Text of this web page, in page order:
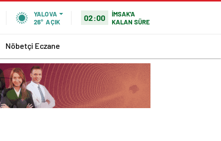
YALOVA
26° AÇIK 02:00
İMSAK'A
KALAN SÜRE
Nöbetçi Eczane